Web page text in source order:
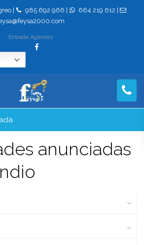
| 985 692 966 664 219 612
Entrada Agentes
anunciadas